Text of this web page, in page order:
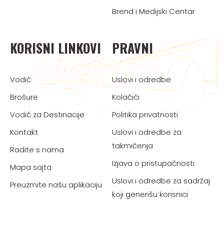
Brend i Medijski Centar
KORISNI LINKOVI
Vodič
Brošure
Vodič za Destinacije
Kontakt
Radite s nama
Mapa sajta
Preuzmite našu aplikaciju
PRAVNI
Uslovi i odredbe
Kolačići
Politika privatnosti
Uslovi i odredbe za
takmičenja
Izjava o pristupačnosti
Uslovi i odredbe za sadržaj
koji generišu korisnici